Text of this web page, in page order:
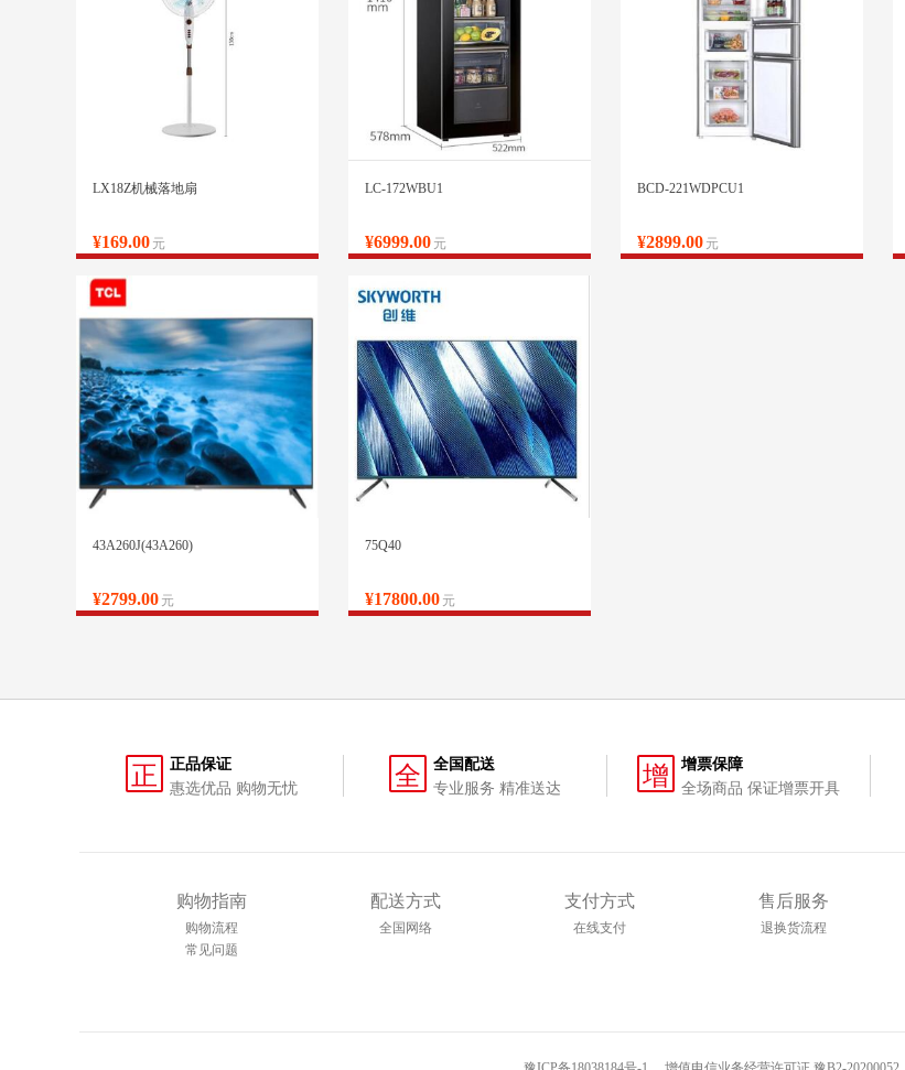
LX18Z机械落地扇
¥169.00 元
LC-172WBU1
¥6999.00 元
BCD-221WDPCU1
¥2899.00 元
43A260J(43A260)
¥2799.00 元
75Q40
¥17800.00 元
正
正品保证
惠选优品 购物无忧
全
全国配送
专业服务 精准送达
增
增票保障
全场商品 保证增票开具
购物指南
购物流程
常见问题
配送方式
全国网络
支付方式
在线支付
售后服务
退换货流程